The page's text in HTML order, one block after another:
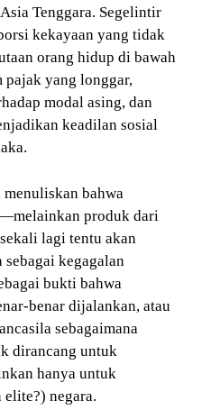
Tenggara. Segelintir
kekayaan yang tidak
orang hidup di bawah
pajak yang longgar,
modal asing, dan
keadilan sosial
bahwa
produk dari
lagi tentu akan
kegagalan
bukti bahwa
benar dijalankan, atau
sebagaimana
dirancang untuk
hanya untuk
negara.